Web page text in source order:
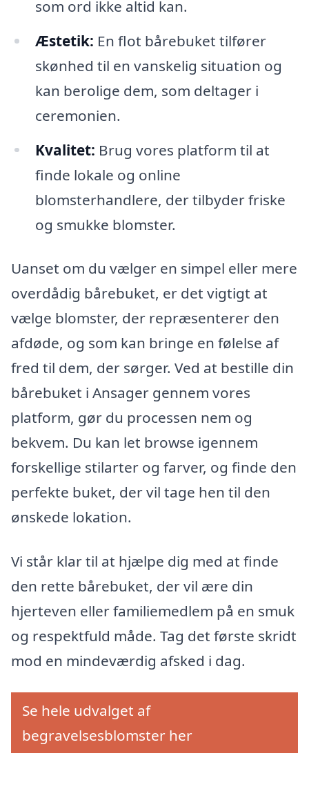
som ord ikke altid kan.
Æstetik: En flot bårebuket tilfører
skønhed til en vanskelig situation og
kan berolige dem, som deltager i
ceremonien.
Kvalitet: Brug vores platform til at
finde lokale og online
blomsterhandlere, der tilbyder friske
og smukke blomster.
Uanset om du vælger en simpel eller mere
overdådig bårebuket, er det vigtigt at
vælge blomster, der repræsenterer den
afdøde, og som kan bringe en følelse af
fred til dem, der sørger. Ved at bestille din
bårebuket i Ansager gennem vores
platform, gør du processen nem og
bekvem. Du kan let browse igennem
forskellige stilarter og farver, og finde den
perfekte buket, der vil tage hen til den
ønskede lokation.
Vi står klar til at hjælpe dig med at finde
den rette bårebuket, der vil ære din
hjerteven eller familiemedlem på en smuk
og respektfuld måde. Tag det første skridt
mod en mindeværdig afsked i dag.
Se hele udvalget af
begravelsesblomster her